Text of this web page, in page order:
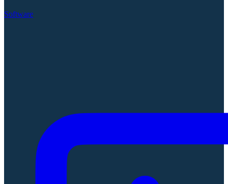
Software